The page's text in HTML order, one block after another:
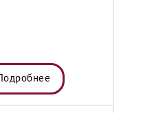
Подробнее